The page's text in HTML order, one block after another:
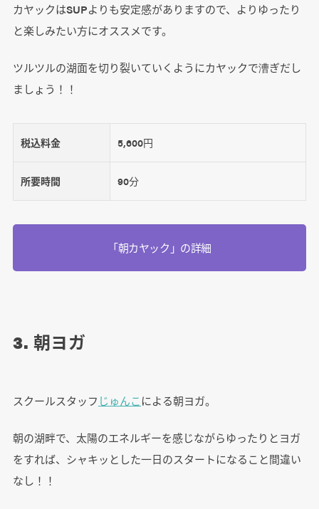
カヤックはSUPよりも安定感がありますので、よりゆったり
と楽しみたい方にオススメです。
ツルツルの湖面を切り裂いていくようにカヤックで漕ぎだし
ましょう！！
税込料金 5,600円
所要時間 90分
「朝カヤック」の詳細
3. 朝ヨガ
スクールスタッフ じゅんこによる朝ヨガ。
朝の湖畔で、太陽のエネルギーを感じながらゆったりとヨガ
をすれば、シャキッとした一日のスタートになること間違い
なし！！